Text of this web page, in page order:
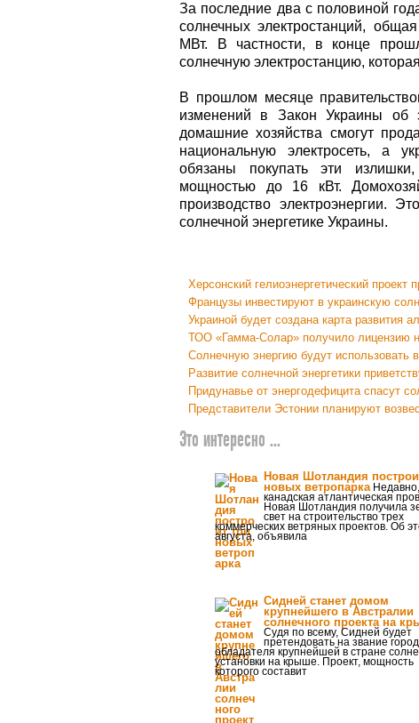
За последние два с половиной
солнечных электростанций,
МВт. В частности, в конце
солнечную электростанцию,
В прошлом месяце
изменений в Закон Украины об
домашние хозяйства смогут
национальную электросеть, а
обязаны покупать эти
мощностью до 16 кВт.
производство электроэнергии.
солнечной энергетике Украины.
Херсонский гелиоэнергетический проект
Французы инвестируют в украинскую
Украиной будет создана карта развития
ТОО «Гамма-Солар» получило лицензию
Солнечную энергию будут использовать
Развитие солнечной энергетики
Придунавье от энергодефицита спасут
Представители Эстонии планируют
Это интересно ...
Новая Шотландия
новых ветропаркаНедавно,
канадская атлантическая
Новая Шотландия получила
свет на строительство трех
коммерческих ветряных проектов. Об
августа, объявила
Сидней станет домом
крупнейшего в Австралии
солнечного проекта на
Судя по всему, Сидней будет
претендовать на звание
обладателя крупнейшей в стране
установки на крыше. Проект, мощность
которого составит